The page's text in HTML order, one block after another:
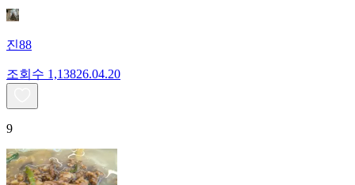
진88
조회수 1,13826.04.20
9